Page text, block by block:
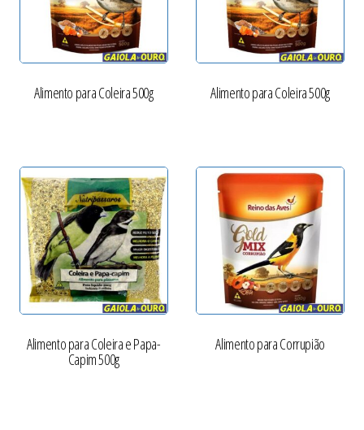
Alimento para Coleira 500g Alimento para Coleira 500g
Alimento para Coleira e Papa-
Capim 500g
Alimento para Corrupião